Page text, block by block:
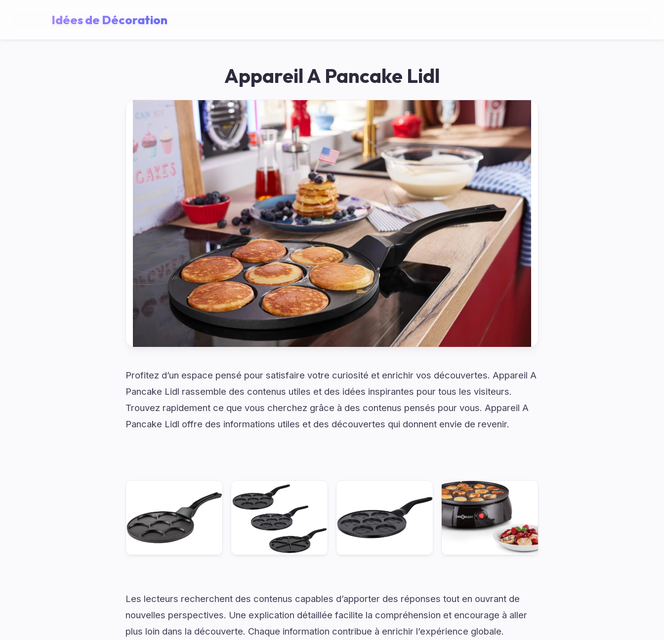
Idées de Décoration
Appareil A Pancake Lidl
Profitez d’un espace pensé pour satisfaire votre curiosité et enrichir vos découvertes. Appareil A
Pancake Lidl rassemble des contenus utiles et des idées inspirantes pour tous les visiteurs.
Trouvez rapidement ce que vous cherchez grâce à des contenus pensés pour vous. Appareil A
Pancake Lidl offre des informations utiles et des découvertes qui donnent envie de revenir.
Les lecteurs recherchent des contenus capables d’apporter des réponses tout en ouvrant de
nouvelles perspectives. Une explication détaillée facilite la compréhension et encourage à aller
plus loin dans la découverte. Chaque information contribue à enrichir l’expérience globale.